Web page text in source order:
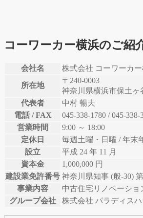
コーワーカー横浜のご紹
会社名 株式会社 コーワーカ
所在地
〒240-0003
神奈川県横浜市保土ヶ
代表者
中村 暢夫
電話 / FAX
045-338-1780 / 045-338-
営業時間
9:00 ～ 18:00
定休日
毎週土曜・日曜 / 年末
設立
平成 24 年 11 月
資本金
1,000,000 円
建設業免許番号 神奈川県知事 (般-30)
事業内容
中古住宅リノベーショ
グループ会社
株式会社 パラディスハ